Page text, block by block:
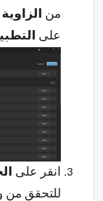
من
على
انقر على
للتحقق من